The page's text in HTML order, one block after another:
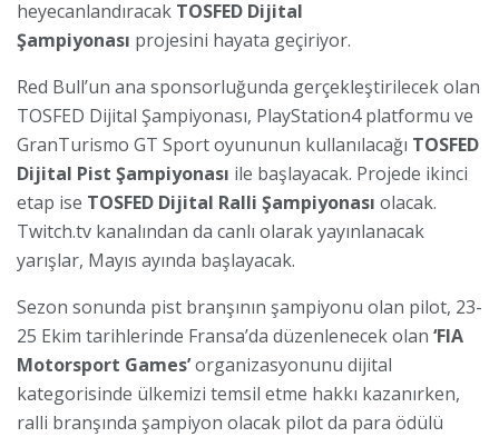
heyecanlandıracak TOSFED Dijital
Şampiyonası projesini hayata geçiriyor.
Red Bull’un ana sponsorluğunda gerçekleştirilecek olan
TOSFED Dijital Şampiyonası, PlayStation4 platformu ve
GranTurismo GT Sport oyununun kullanılacağı TOSFED
Dijital Pist Şampiyonası ile başlayacak. Projede ikinci
etap ise TOSFED Dijital Ralli Şampiyonası olacak.
Twitch.tv kanalından da canlı olarak yayınlanacak
yarışlar, Mayıs ayında başlayacak.
Sezon sonunda pist branşının şampiyonu olan pilot, 23-
25 Ekim tarihlerinde Fransa’da düzenlenecek olan ‘FIA
Motorsport Games’organizasyonunu dijital
kategorisinde ülkemizi temsil etme hakkı kazanırken,
ralli branşında şampiyon olacak pilot da para ödülü